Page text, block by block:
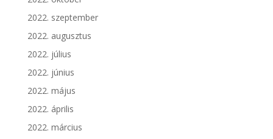
2022. szeptember
2022. augusztus
2022. július
2022. június
2022. május
2022. április
2022. március